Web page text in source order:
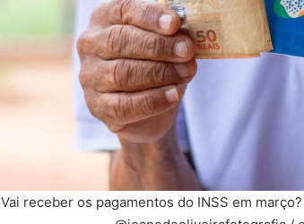
Vai receber os pagamentos do INSS em